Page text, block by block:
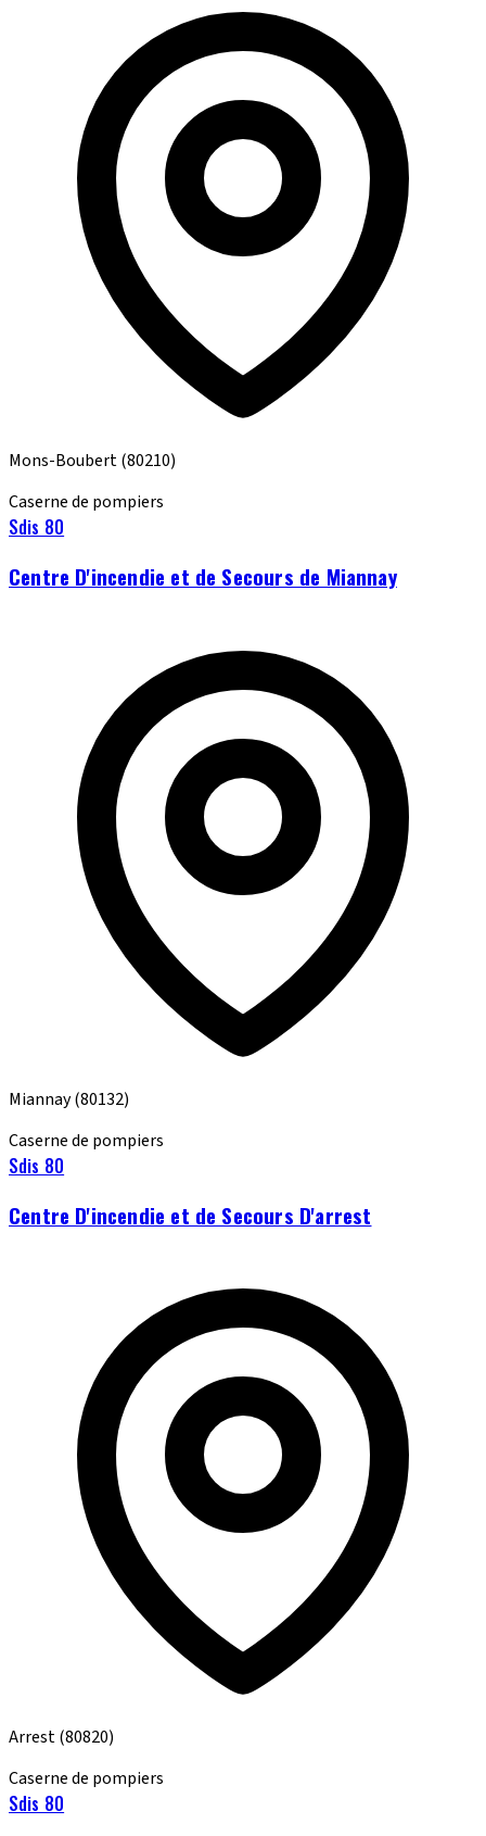
Mons-Boubert(80210)
Caserne de pompiers
Sdis 80
Centre D'incendie et de Secours de Miannay
Miannay(80132)
Caserne de pompiers
Sdis 80
Centre D'incendie et de Secours D'arrest
Arrest(80820)
Caserne de pompiers
Sdis 80